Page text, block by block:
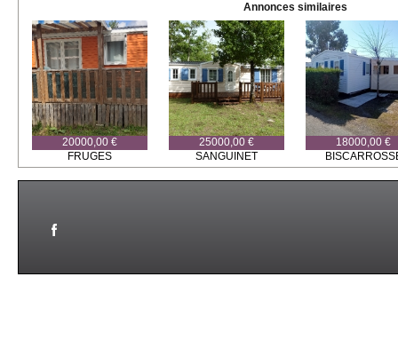
Annonces similaires
20000,00 €
FRUGES
25000,00 €
SANGUINET
18000,00 €